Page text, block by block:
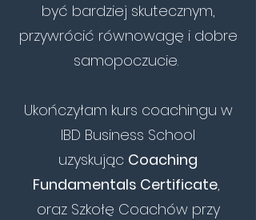
być bardziej skutecznym,
przywrócić równowagę i dobre
samopoczucie.
Ukończyłam kurs coachingu w
IBD Business School
uzyskując Coaching
Fundamentals Certificate,
oraz Szkołę Coachów przy